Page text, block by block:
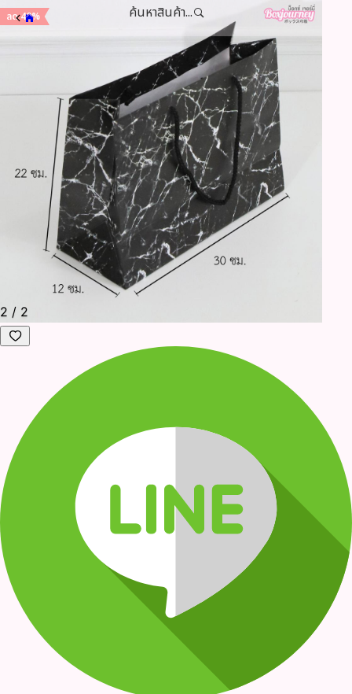
ค้นหาสินค้า...
2 / 2
ลด 40%